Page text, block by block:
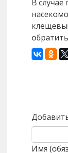
В случае
Имя